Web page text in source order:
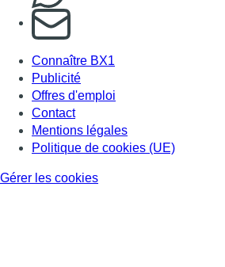
S'abonner à notre newsletter
Connaître BX1
Publicité
Offres d'emploi
Contact
Mentions légales
Politique de cookies (UE)
Gérer les cookies